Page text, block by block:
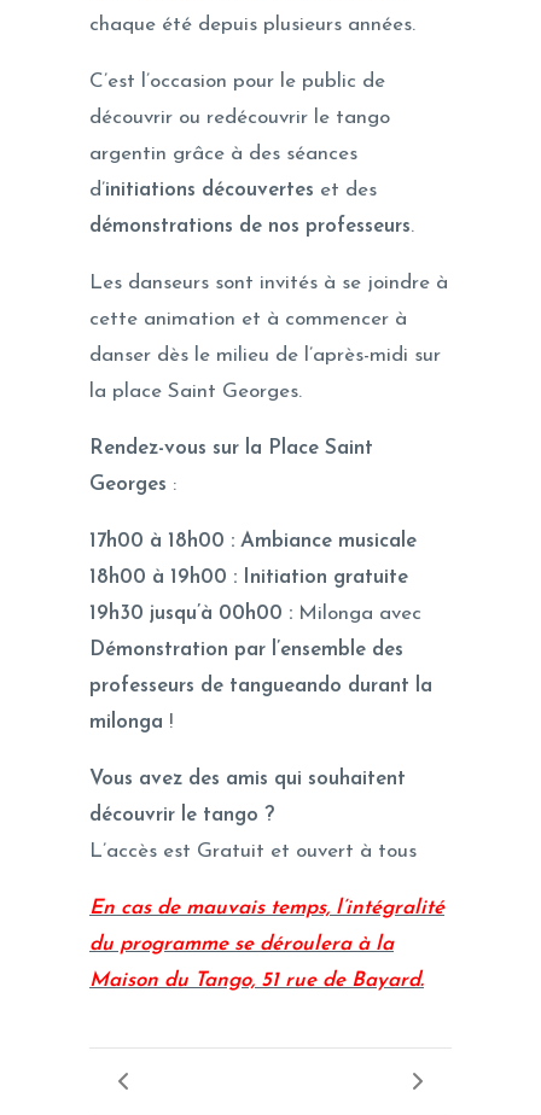
chaque été depuis plusieurs années.
C’est l’occasion pour le public de
découvrir ou redécouvrir le tango
argentin grâce à des séances
d’initiations découvertes et des
démonstrations de nos professeurs.
Les danseurs sont invités à se joindre à
cette animation et à commencer à
danser dès le milieu de l’après-midi sur
la place Saint Georges.
Rendez-vous sur la Place Saint
Georges :
17h00 à 18h00 : Ambiance musicale
18h00 à 19h00 : Initiation gratuite
19h30 jusqu’à 00h00 : Milonga avec
Démonstration par l’ensemble des
professeurs de tangueando durant la
milonga !
Vous avez des amis qui souhaitent
découvrir le tango ?
L’accès est Gratuit et ouvert à tous
En cas de mauvais temps, l’intégralité
du programme se déroulera à la
Maison du Tango, 51 rue de Bayard.